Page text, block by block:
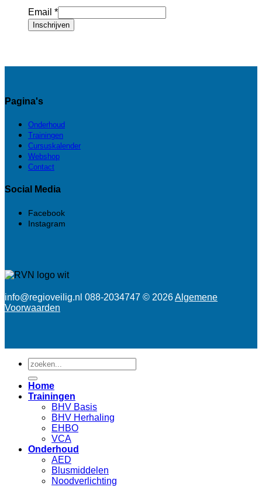
Email *
Inschrijven
Pagina's
Onderhoud
Trainingen
Cursuskalender
Webshop
Contact
Social Media
Facebook
Instagram
info@regioveilig.nl 088-2034747 © 2026Algemene
Voorwaarden
Zoeken
naar:
Home
Trainingen
BHV Basis
BHV Herhaling
EHBO
VCA
Onderhoud
AED
Blusmiddelen
Noodverlichting